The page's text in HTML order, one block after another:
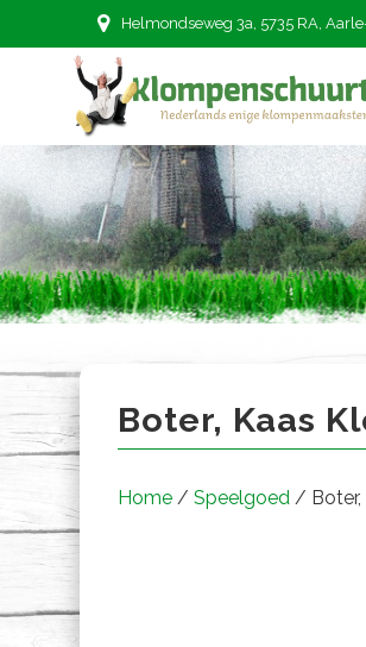
Helmondseweg 3a, 5735 RA,
Boter, Kaas
Boter, Kaas
Home /Speelgoed / Boter,